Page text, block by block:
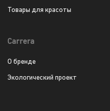
Товары для красоты
Carrera
О бренде
Экологический проект